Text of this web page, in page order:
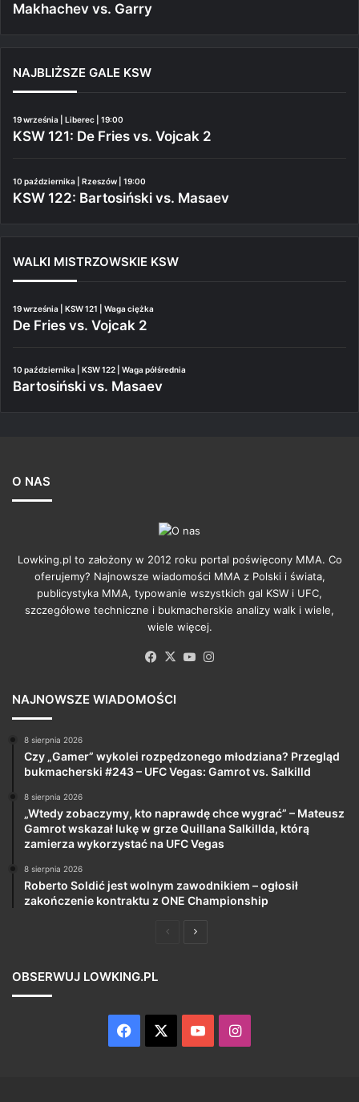
Makhachev vs. Garry
NAJBLIŻSZE GALE KSW
19 września | Liberec | 19:00
KSW 121: De Fries vs. Vojcak 2
10 października | Rzeszów | 19:00
KSW 122: Bartosiński vs. Masaev
WALKI MISTRZOWSKIE KSW
19 września | KSW 121 | Waga ciężka
De Fries vs. Vojcak 2
10 października | KSW 122 | Waga półśrednia
Bartosiński vs. Masaev
O NAS
Lowking.pl to założony w 2012 roku portal poświęcony MMA. Co
oferujemy? Najnowsze wiadomości MMA z Polski i świata,
publicystyka MMA, typowanie wszystkich gal KSW i UFC,
szczegółowe techniczne i bukmacherskie analizy walk i wiele,
wiele więcej.
Facebook
X YouTube
NAJNOWSZE WIADOMOŚCI
8 sierpnia 2026
Czy „Gamer” wykolei rozpędzonego młodziana? Przegląd
bukmacherski #243 – UFC Vegas: Gamrot vs. Salkilld
8 sierpnia 2026
„Wtedy zobaczymy, kto naprawdę chce wygrać” – Mateusz
Gamrot wskazał lukę w grze Quillana Salkillda, którą
zamierza wykorzystać na UFC Vegas
8 sierpnia 2026
Roberto Soldić jest wolnym zawodnikiem – ogłosił
zakończenie kontraktu z ONE Championship
PoprzedniaNastępna
OBSERWUJ LOWKING.PL
Facebook YouTubeInstagram